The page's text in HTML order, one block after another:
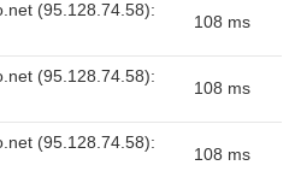
(95.128.74.58):
108 ms
(95.128.74.58):
108 ms
(95.128.74.58):
108 ms